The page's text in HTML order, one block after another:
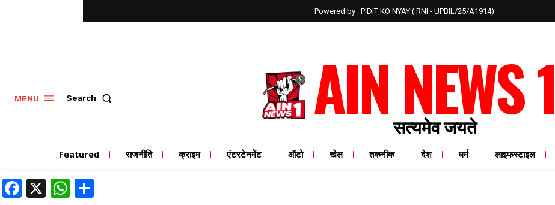
Powered by : PIDIT KO NYAY ( RNI - UPBIL/25/A1914)
MENU Search AIN NEWS 1
सत्यमेव जयते
Featured राजनीति क्राइम एंटरटेनमेंट ऑटो खेल तकनीक देश धर्म लाइफस्टाइल
Facebook
X WhatsApp